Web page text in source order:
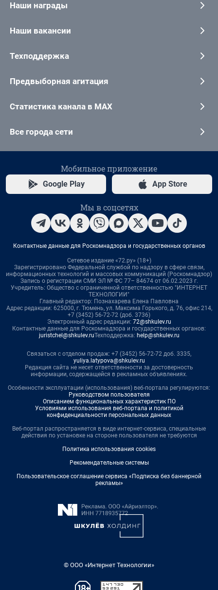
Наши награды
Наши вакансии
Техподдержка
Предвыборная агитация
Статистика канала в MAX
Все города сети
Мобильное приложение
Google Play App Store
Мы в соцсетях
Контактные данные для Роскомнадзора и государственных органов
Сетевое издание «72.ру» (18+)
Зарегистрировано Федеральной службой по надзору в сфере связи,
информационных технологий и массовых коммуникаций (Роскомнадзор)
Запись о регистрации СМИ ЭЛ № ФС 77– 84674 от 06.02.2023 г.
Учредитель: Общество с ограниченной ответственностью "ИНТЕРНЕТ
ТЕХНОЛОГИИ"
Главный редактор: Познахарева Елена Павловна
Адрес редакции: 625000, г. Тюмень, ул. Максима Горького, д. 76, офис 214,
+7 (3452) 56-72-72 (доб. 3736)
Электронный адрес редакции: 72@shkulev.ru
Контактные данные для Роскомнадзора и государственных органов:
juristchel@shkulev.ruТехподдержка: help@shkulev.ru
Связаться с отделом продаж: +7 (3452) 56-72-72 доб. 3335,
yuliya.latypova@shkulev.ru
Редакция сайта не несет ответственности за достоверность
информации, содержащейся в рекламных объявлениях.
Особенности эксплуатации (использования) веб-портала регулируются:
Руководством пользователя
Описанием функциональных характеристик ПО
Условиями использования веб-портала и политикой
конфиденциальности персональных данных
Веб-портал распространяется в виде интернет-сервиса, специальные
действия по установке на стороне пользователя не требуются
Политика использования cookies
Рекомендательные системы
Пользовательское соглашение сервиса «Подписка без баннерной
рекламы»
© ООО «Интернет Технологии»